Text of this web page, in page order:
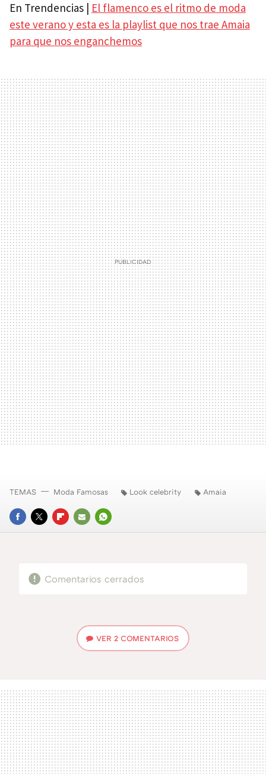
En Trendencias | El flamenco es el ritmo de moda
este verano y esta es la playlist que nos trae Amaia
para que nos enganchemos
FACEBOOK
TWITTERFLIPBOARD
E-
WHATSAPP
TEMAS Moda Famosas Look celebrity Amaia
Comentarios cerrados
VER2 COMENTARIOS